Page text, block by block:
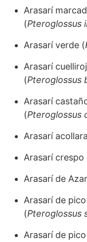
Arasarí
(Pteroglossus
Arasarí verde (
Arasarí
(Pteroglossus
Arasarí
(Pteroglossus
Arasarí
Arasarí crespo
Arasarí de
Arasarí de
(Pteroglossus
Arasarí de